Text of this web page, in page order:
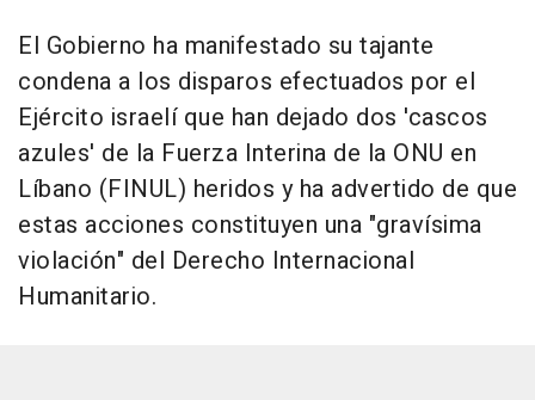
El Gobierno ha manifestado su tajante
condena a los disparos efectuados por el
Ejército israelí que han dejado dos 'cascos
azules' de la Fuerza Interina de la ONU en
Líbano (FINUL) heridos y ha advertido de que
estas acciones constituyen una "gravísima
violación" del Derecho Internacional
Humanitario.